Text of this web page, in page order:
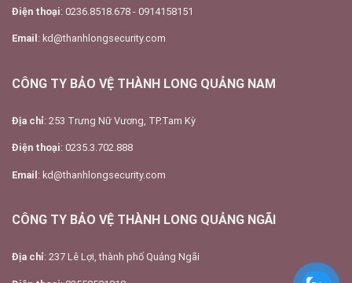
Điện thoại: 0236.8518.678 - 0914158151
Email : kd@thanhlongsecurity.com
CÔNG TY BẢO VỆ THÀNH LONG QUẢNG NAM
Địa chỉ: 253 Trưng Nữ Vương, TP.Tam Kỳ
Điện thoại: 0235.3.702.888
Email : kd@thanhlongsecurity.com
CÔNG TY BẢO VỆ THÀNH LONG QUẢNG NGÃI
Địa chỉ: 237 Lê Lợi, thành phố Quảng Ngãi